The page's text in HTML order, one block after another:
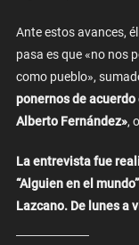
Ante estos avances,
pasa es que «no nos
como pueblo»,
ponernos de
Alberto Fernández»,
La entrevista fue
“Alguien en el
Lazcano. De lunes a